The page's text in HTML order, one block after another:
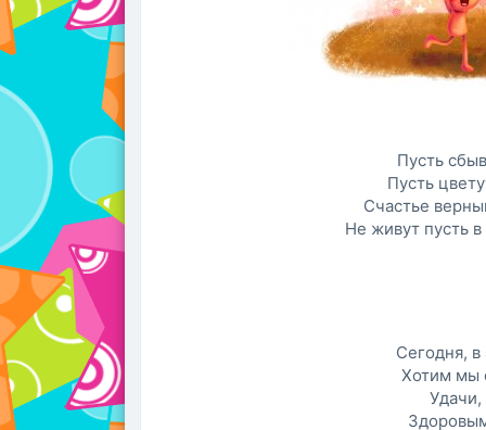
Пусть
Пусть
Счастье
Не живут пусть
Сегодня, в
Хотим мы
Удачи,